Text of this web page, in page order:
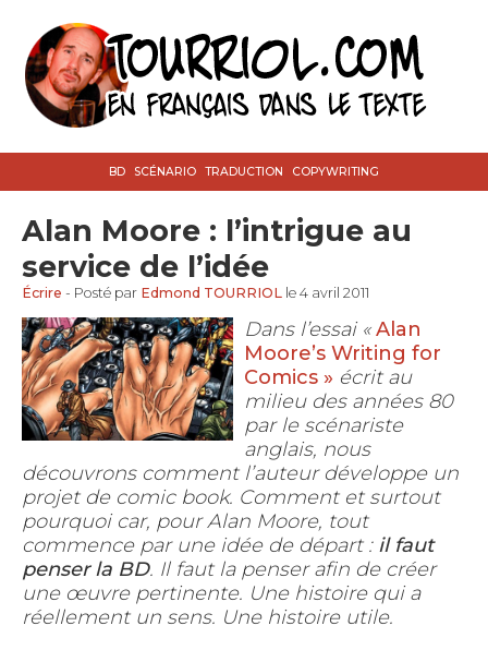
BD SCÉNARIO TRADUCTION COPYWRITING
Alan Moore : l’intrigue au
service de l’idée
Écrire - Posté par Edmond TOURRIOL le 4 avril 2011
Dans l’essai «Alan
Moore’s Writing for
Comics » écrit au
milieu des années 80
par le scénariste
anglais, nous
découvrons comment l’auteur développe un
projet de comic book. Comment et surtout
pourquoi car, pour Alan Moore, tout
commence par une idée de départ : il faut
penser la BD. Il faut la penser afin de créer
une œuvre pertinente. Une histoire qui a
réellement un sens. Une histoire utile.